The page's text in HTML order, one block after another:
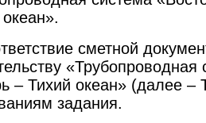
сметной
«Трубопроводная
– Тихий океан» (далее
задания.